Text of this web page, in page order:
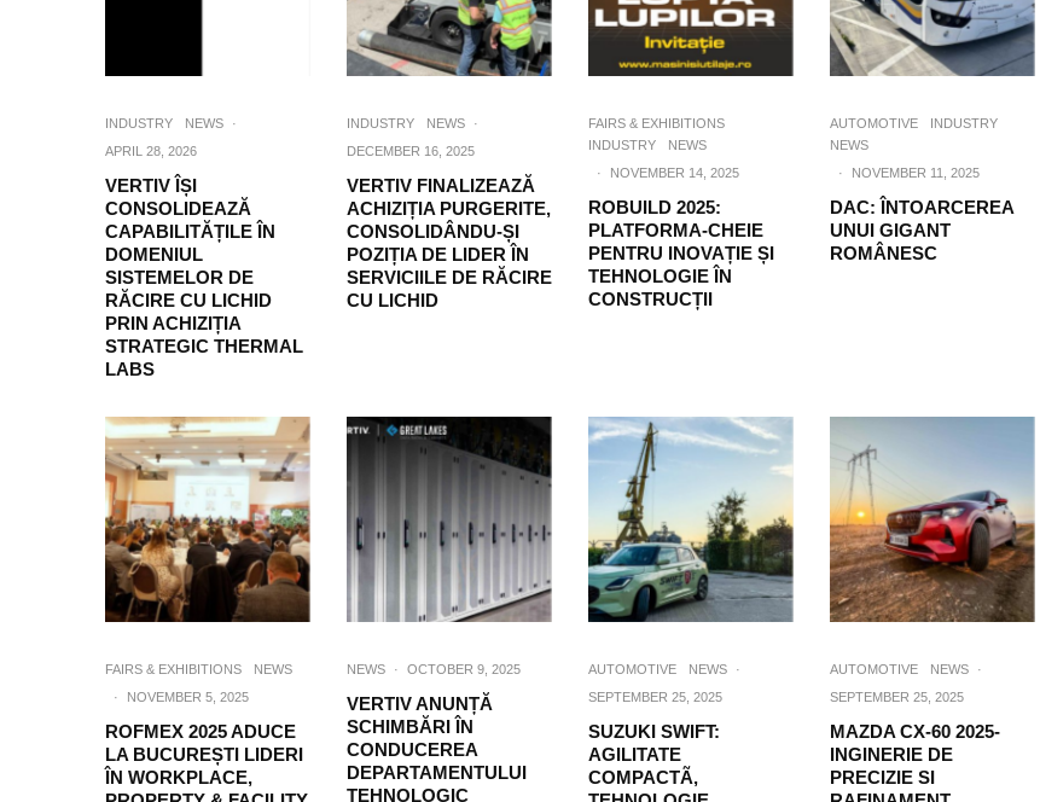
INDUSTRY NEWS
·
APRIL 28, 2026
VERTIV ÎȘI
CONSOLIDEAZĂ
CAPABILITĂȚILE ÎN
DOMENIUL
SISTEMELOR DE
RĂCIRE CU LICHID
PRIN ACHIZIȚIA
STRATEGIC THERMAL
LABS
INDUSTRY NEWS
·
DECEMBER 16, 2025
VERTIV FINALIZEAZĂ
ACHIZIȚIA PURGERITE,
CONSOLIDÂNDU-ȘI
POZIȚIA DE LIDER ÎN
SERVICIILE DE RĂCIRE
CU LICHID
FAIRS & EXHIBITIONS
INDUSTRY
NEWS
·
NOVEMBER 14, 2025
ROBUILD 2025:
PLATFORMA-CHEIE
PENTRU INOVAȚIE ȘI
TEHNOLOGIE ÎN
CONSTRUCȚII
AUTOMOTIVE
INDUSTRY
NEWS
·
NOVEMBER 11, 2025
DAC: ÎNTOARCEREA
UNUI GIGANT
ROMÂNESC
FAIRS & EXHIBITIONS
NEWS
·
NOVEMBER 5, 2025
ROFMEX 2025 ADUCE
LA BUCUREȘTI LIDERI
ÎN WORKPLACE,
NEWS · OCTOBER 9, 2025
VERTIV ANUNȚĂ
SCHIMBĂRI ÎN
CONDUCEREA
DEPARTAMENTULUI
TEHNOLOGIC
AUTOMOTIVE NEWS
·
SEPTEMBER 25, 2025
SUZUKI SWIFT:
AGILITATE
COMPACTÃ,
AUTOMOTIVE NEWS
·
SEPTEMBER 25, 2025
MAZDA CX-60 2025-
INGINERIE DE
PRECIZIE SI